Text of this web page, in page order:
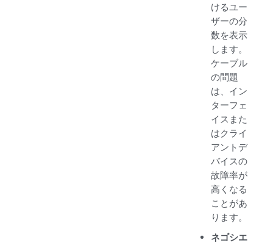
けるユー
ザーの分
数を表示
します。
ケーブル
の問題
は、イン
ターフェ
イスまた
はクライ
アントデ
バイスの
故障率が
高くなる
ことがあ
ります。
ネゴシエ